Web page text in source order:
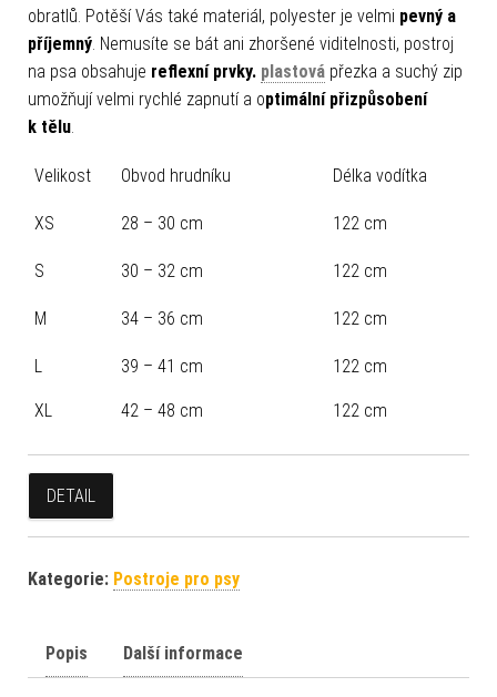
obratlů. Potěší Vás také materiál, polyester je velmi pevný a
příjemný. Nemusíte se bát ani zhoršené viditelnosti, postroj
na psa obsahuje reflexní prvky. plastová přezka a suchý zip
umožňují velmi rychlé zapnutí a optimální přizpůsobení
k tělu.
Velikost Obvod hrudníku Délka vodítka
XS 28 – 30 cm 122 cm
S 30 – 32 cm 122 cm
M 34 – 36 cm 122 cm
L 39 – 41 cm 122 cm
XL 42 – 48 cm 122 cm
DETAIL
Kategorie: Postroje pro psy
Popis Další informace